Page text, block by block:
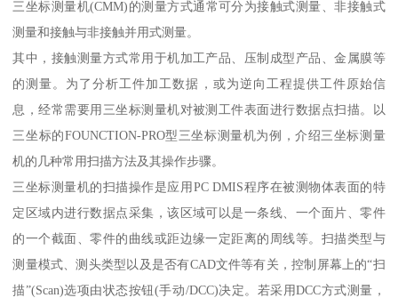
三坐标测量机(CMM)的测量方式通常可分为接触式测量、非接触式
测量和接触与非接触并用式测量。
其中，接触测量方式常用于机加工产品、压制成型产品、金属膜等
的测量。为了分析工件加工数据，或为逆向工程提供工件原始信
息，经常需要用三坐标测量机对被测工件表面进行数据点扫描。以
三坐标的FOUNCTION-PRO型三坐标测量机为例，介绍三坐标测量
机的几种常用扫描方法及其操作步骤。
三坐标测量机的扫描操作是应用PC DMIS程序在被测物体表面的特
定区域内进行数据点采集，该区域可以是一条线、一个面片、零件
的一个截面、零件的曲线或距边缘一定距离的周线等。扫描类型与
测量模式、测头类型以及是否有CAD文件等有关，控制屏幕上的“扫
描”(Scan)选项由状态按钮(手动/DCC)决定。若采用DCC方式测量，